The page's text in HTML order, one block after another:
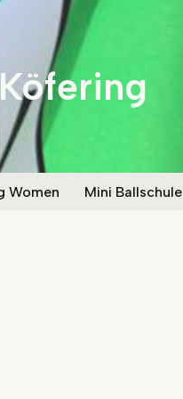
Women Mini Ballschule